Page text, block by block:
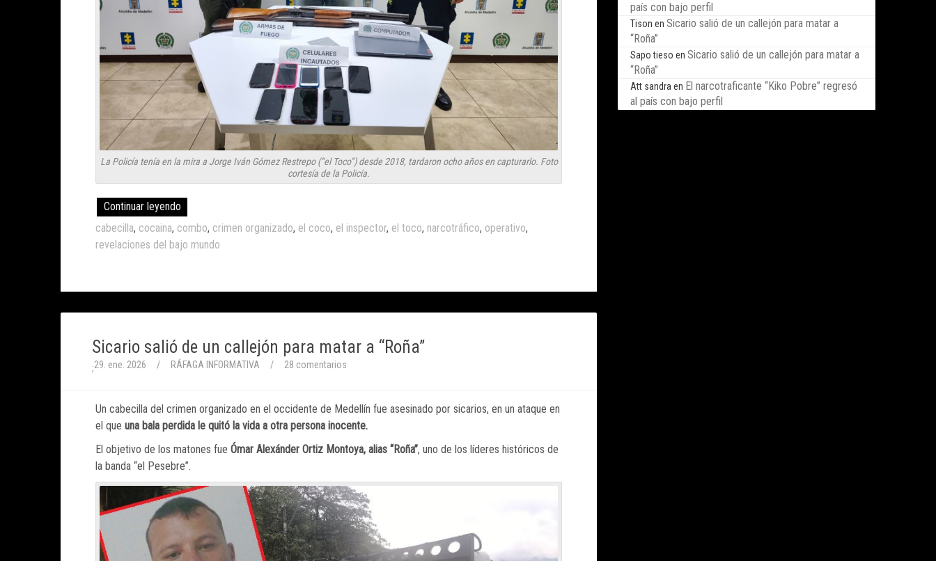
La Policía tenía en la mira a Jorge Iván Gómez Restrepo (“el Toco”) desde 2018, tardaron ocho años en capturarlo. Foto
cortesía de la Policía.
Continuar leyendo
cabecilla, cocaina, combo, crimen organizado, el coco, el inspector, el toco, narcotráfico, operativo,
revelaciones del bajo mundo
Sicario salió de un callejón para matar a “Roña”
;29. ene. 2026 / RÁFAGA INFORMATIVA / 28 comentarios
Un cabecilla del crimen organizado en el occidente de Medellín fue asesinado por sicarios, en un ataque en
el que una bala perdida le quitó la vida a otra persona inocente.
El objetivo de los matones fue Ómar Alexánder Ortiz Montoya, alias “Roña”, uno de los líderes históricos de
la banda “el Pesebre”.
país con bajo perfil
Tison en Sicario salió de un callejón para matar a
“Roña”
Sapo tieso en Sicario salió de un callejón para matar a
“Roña”
Att sandra en El narcotraficante “Kiko Pobre” regresó
al país con bajo perfil